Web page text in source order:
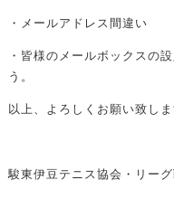
・メールアドレス間違い
・皆様のメールボックスの
う。
以上、よろしくお願い致しま
駿東伊豆テニス協会・リーグ